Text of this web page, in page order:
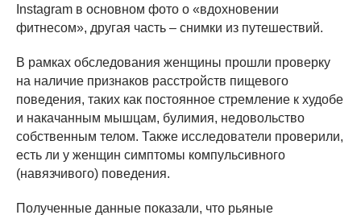
Instagram в основном фото о «вдохновении
фитнесом», другая часть – снимки из путешествий.
В рамках обследования женщины прошли проверку
на наличие признаков расстройств пищевого
поведения, таких как постоянное стремление к худобе
и накачанным мышцам, булимия, недовольство
собственным телом. Также исследователи проверили,
есть ли у женщин симптомы компульсивного
(навязчивого) поведения.
Полученные данные показали, что рьяные